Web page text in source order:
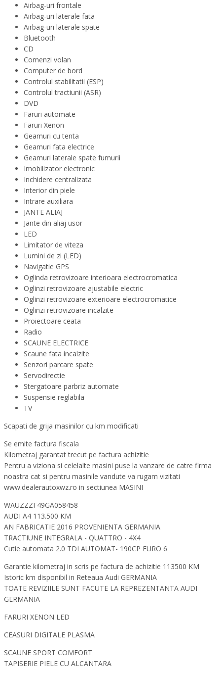
Airbag-uri frontale
Airbag-uri laterale fata
Airbag-uri laterale spate
Bluetooth
CD
Comenzi volan
Computer de bord
Controlul stabilitatii (ESP)
Controlul tractiunii (ASR)
DVD
Faruri automate
Faruri Xenon
Geamuri cu tenta
Geamuri fata electrice
Geamuri laterale spate fumurii
Imobilizator electronic
Inchidere centralizata
Interior din piele
Intrare auxiliara
JANTE ALIAJ
Jante din aliaj usor
LED
Limitator de viteza
Lumini de zi (LED)
Navigatie GPS
Oglinda retrovizoare interioara electrocromatica
Oglinzi retrovizoare ajustabile electric
Oglinzi retrovizoare exterioare electrocromatice
Oglinzi retrovizoare incalzite
Proiectoare ceata
Radio
SCAUNE ELECTRICE
Scaune fata incalzite
Senzori parcare spate
Servodirectie
Stergatoare parbriz automate
Suspensie reglabila
TV
Scapati de grija masinilor cu km modificati
Se emite factura fiscala
Kilometraj garantat trecut pe factura achizitie
Pentru a viziona si celelalte masini puse la vanzare de catre firma
noastra cat si pentru masinile vandute va rugam vizitati
www.dealerautoxwz.ro in sectiunea MASINI
WAUZZZF49GA058458
AUDI A4 113.500 KM
AN FABRICATIE 2016 PROVENIENTA GERMANIA
TRACTIUNE INTEGRALA - QUATTRO - 4X4
Cutie automata 2.0 TDI AUTOMAT- 190CP EURO 6
Garantie kilometraj in scris pe factura de achizitie 113500 KM
Istoric km disponibil in Reteaua Audi GERMANIA
TOATE REVIZIILE SUNT FACUTE LA REPREZENTANTA AUDI
GERMANIA
FARURI XENON LED
CEASURI DIGITALE PLASMA
SCAUNE SPORT COMFORT
TAPISERIE PIELE CU ALCANTARA